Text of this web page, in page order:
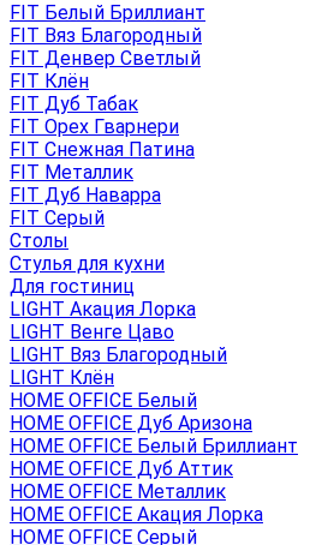
FIT Белый Бриллиант
FIT Вяз Благородный
FIT Денвер Светлый
FIT Клён
FIT Дуб Табак
FIT Орех Гварнери
FIT Снежная Патина
FIT Металлик
FIT Дуб Наварра
FIT Серый
Столы
Стулья для кухни
Для гостиниц
LIGHT Акация Лорка
LIGHT Венге Цаво
LIGHT Вяз Благородный
LIGHT Клён
HOME OFFICE Белый
HOME OFFICE Дуб Аризона
HOME OFFICE Белый Бриллиант
HOME OFFICE Дуб Аттик
HOME OFFICE Металлик
HOME OFFICE Акация Лорка
HOME OFFICE Серый